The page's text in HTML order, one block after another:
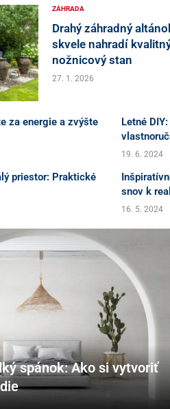
ZÁHRADA
Drahý záhradný
skvele nahradí
nožnicový stan
27. 1. 2026
za energie a zvýšte
Letné
19. 6. 2024
priestor: Praktické
snov k
16. 5. 2024
spánok: Ako si vytvoriť